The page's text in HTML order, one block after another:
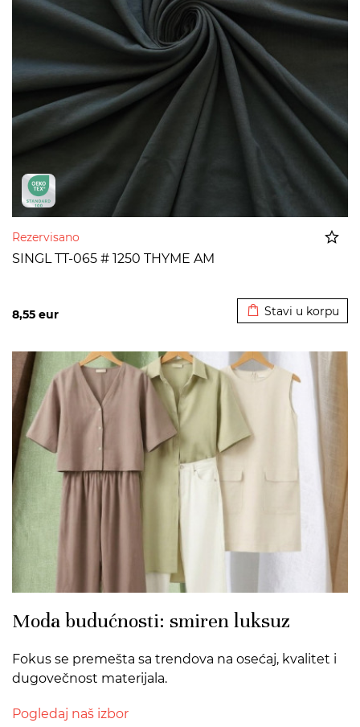
Rezervisano
SINGL TT-065 # 1250 THYME AM
8,55 eur Stavi u korpu
Moda budućnosti: smiren luksuz
Fokus se premešta sa trendova na osećaj, kvalitet i
dugovečnost materijala.
Pogledaj naš izbor